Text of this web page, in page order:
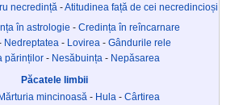
necredință -Atitudinea față de cei necredincioși
în astrologie - Credința în reîncarnare
Nedreptatea - Lovirea - Gândurile rele
părinților- Nesăbuința - Nepăsarea
Păcatele limbii
mincinoasă - Hula - Cârtirea